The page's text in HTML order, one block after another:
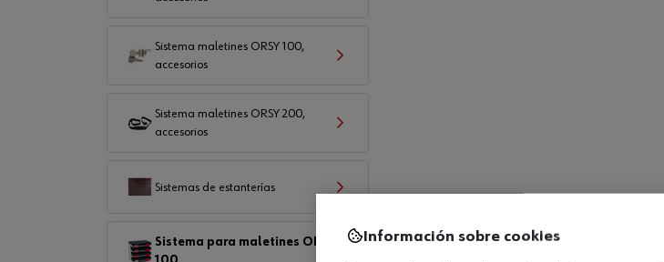
Sistema maletines ORSY 100,
accesorios
Sistema maletines ORSY 200,
accesorios
Sistemas de estanterías
Sistema para maletines ORSY
Información sobre cookies